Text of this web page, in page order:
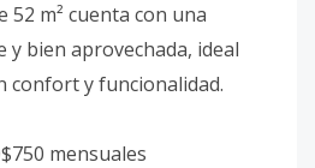
52 m² cuenta con una
bien aprovechada, ideal
confort y funcionalidad.
mensuales